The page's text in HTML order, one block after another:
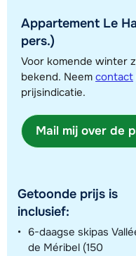
Deze kaart geeft een indicatie
exacte locatie kan enigszins
Appartement Le
pers.)
Voor komende winter
bekend. Neem contact
prijsindicatie.
Mail mij over de
Getoonde prijs is
inclusief:
6-daagse skipas
de Méribel (150